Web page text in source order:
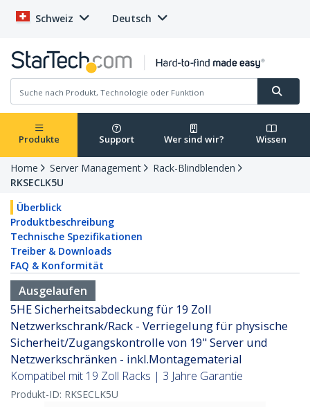
Schweiz Deutsch
Produkte Support Wer sind wir? Wissen
Home Server Management
Rack-Blindblenden
RKSECLK5U
Überblick
Produktbeschreibung
Technische Spezifikationen
Treiber & Downloads
FAQ & Konformität
Ausgelaufen
5HE Sicherheitsabdeckung für 19 Zoll
Netzwerkschrank/Rack - Verriegelung für physische
Sicherheit/Zugangskontrolle von 19" Server und
Netzwerkschränken - inkl.Montagematerial
Kompatibel mit 19 Zoll Racks | 3 Jahre Garantie
Produkt-ID: RKSECLK5U